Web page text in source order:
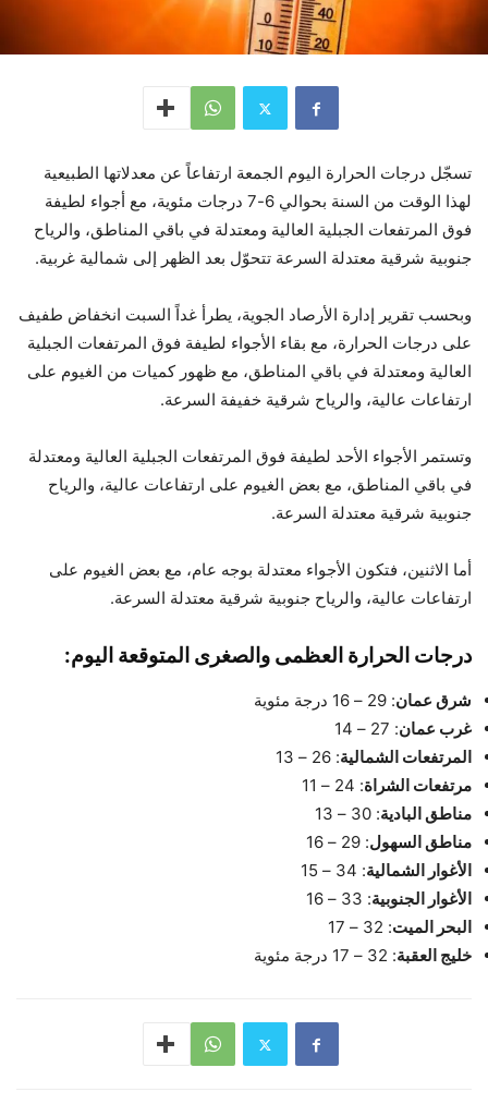
تسجّل درجات الحرارة اليوم الجمعة ارتفاعاً عن معدلاتها الطبيعية
لهذا الوقت من السنة بحوالي 6-7 درجات مئوية، مع أجواء لطيفة
فوق المرتفعات الجبلية العالية ومعتدلة في باقي المناطق، والرياح
جنوبية شرقية معتدلة السرعة تتحوّل بعد الظهر إلى شمالية غربية.
وبحسب تقرير إدارة الأرصاد الجوية، يطرأ غداً السبت انخفاض طفيف
على درجات الحرارة، مع بقاء الأجواء لطيفة فوق المرتفعات الجبلية
العالية ومعتدلة في باقي المناطق، مع ظهور كميات من الغيوم على
ارتفاعات عالية، والرياح شرقية خفيفة السرعة.
وتستمر الأجواء الأحد لطيفة فوق المرتفعات الجبلية العالية ومعتدلة
في باقي المناطق، مع بعض الغيوم على ارتفاعات عالية، والرياح
جنوبية شرقية معتدلة السرعة.
أما الاثنين، فتكون الأجواء معتدلة بوجه عام، مع بعض الغيوم على
ارتفاعات عالية، والرياح جنوبية شرقية معتدلة السرعة.
درجات الحرارة العظمى والصغرى المتوقعة اليوم:
شرق عمان: 29 – 16 درجة مئوية
غرب عمان: 27 – 14
المرتفعات الشمالية: 26 – 13
مرتفعات الشراة: 24 – 11
مناطق البادية: 30 – 13
مناطق السهول: 29 – 16
الأغوار الشمالية: 34 – 15
الأغوار الجنوبية: 33 – 16
البحر الميت: 32 – 17
خليج العقبة: 32 – 17 درجة مئوية